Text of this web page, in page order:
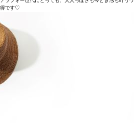
得です♡